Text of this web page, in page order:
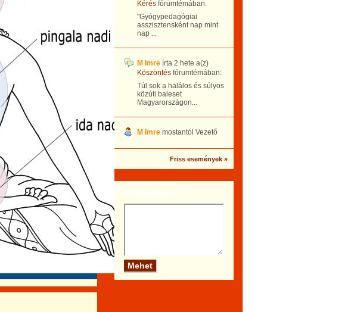
Kérés fórumtémában:
"Gyógypedagógiai
asszisztensként nap mint
nap ...
M Imre írta 2 hete a(z)
Köszöntés fórumtémában:
Túl sok a halálos és súlyos
közúti baleset
Magyarországon...
M Imre mostantól Vezető
Friss események »